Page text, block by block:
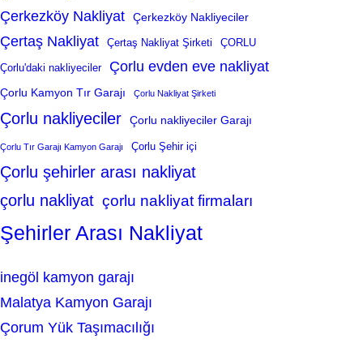
Çerkezköy Nakliyat Çerkezköy Nakliyeciler
Çertaş Nakliyat Çertaş Nakliyat Şirketi ÇORLU
Çorlu'daki nakliyeciler Çorlu evden eve nakliyat
Çorlu Kamyon Tır Garajı Çorlu Nakliyat Şirketi
Çorlu nakliyeciler Çorlu nakliyeciler Garajı
Çorlu Tır Garajı Kamyon Garajı Çorlu Şehir içi
Çorlu şehirler arası nakliyat
çorlu nakliyat çorlu nakliyat firmaları
Şehirler Arası Nakliyat
inegöl kamyon garajı
Malatya Kamyon Garajı
Çorum Yük Taşımacılığı